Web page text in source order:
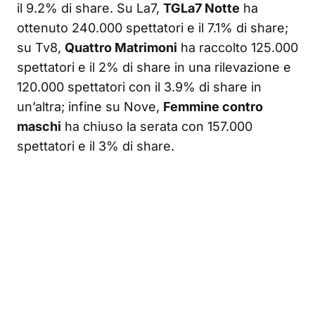
il 9.2% di share. Su La7, TGLa7 Notte ha
ottenuto 240.000 spettatori e il 7.1% di share;
su Tv8, Quattro Matrimoni ha raccolto 125.000
spettatori e il 2% di share in una rilevazione e
120.000 spettatori con il 3.9% di share in
un’altra; infine su Nove, Femmine contro
maschi ha chiuso la serata con 157.000
spettatori e il 3% di share.